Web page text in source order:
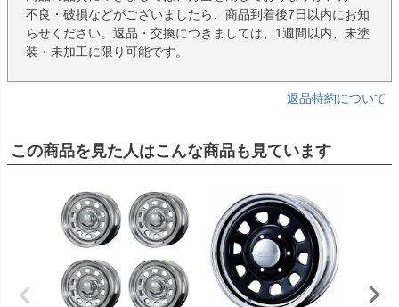
不良・破損などがございましたら、商品到着後7日以内にお知
らせください。返品・交換につきましては、1週間以内、未塗
装・未加工に限り可能です。
返品特約について
この商品を見た人はこんな商品も見ています